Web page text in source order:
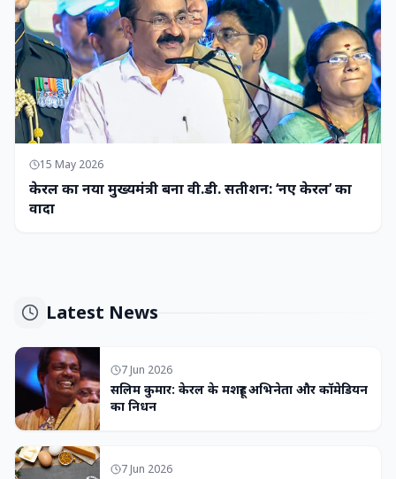
15 May 2026
केरल का नया मुख्यमंत्री बना वी.डी. सतीशन: ‘नए केरल’ का
वादा
Latest News
7 Jun 2026
सलिम कुमार: केरल के मशहूर अभिनेता और कॉमेडियन
का निधन
7 Jun 2026